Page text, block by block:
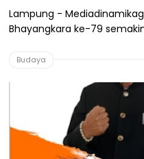
Lampung -
Bhayangkara ke-79
Budaya